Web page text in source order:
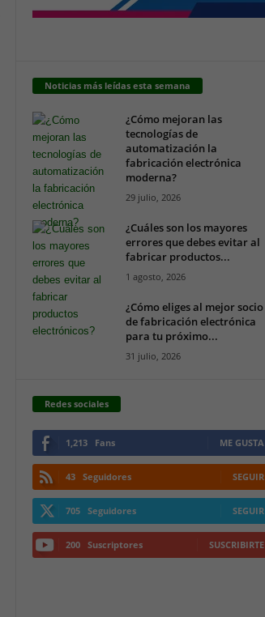
Noticias más leídas esta semana
¿Cómo mejoran las
tecnologías de
automatización la
fabricación electrónica
moderna?
29 julio, 2026
¿Cuáles son los mayores
errores que debes evitar al
fabricar productos...
1 agosto, 2026
¿Cómo eliges al mejor socio
de fabricación electrónica
para tu próximo...
31 julio, 2026
Redes sociales
1,213 Fans ME GUSTA
43 Seguidores SEGUIR
705 Seguidores SEGUIR
200 Suscriptores SUSCRIBIRTE